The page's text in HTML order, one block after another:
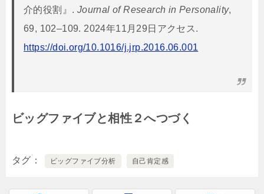
介的役割』. Journal of Research in Personality,
69, 102–109. 2024年11月29日アクセス.
https://doi.org/10.1016/j.jrp.2016.06.001
ビッグファイブと相性２へつづく
タグ ビッグファイブ分析 自己肯定感